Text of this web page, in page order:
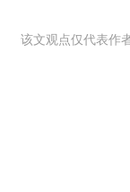
该文观点仅代表作